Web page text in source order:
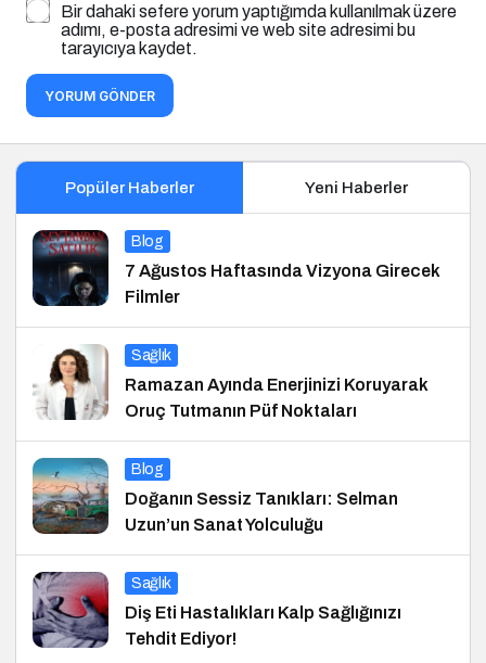
Bir dahaki sefere yorum yaptığımda kullanılmak üzere
adımı, e-posta adresimi ve web site adresimi bu
tarayıcıya kaydet.
YORUM GÖNDER
Popüler Haberler Yeni Haberler
Blog
7 Ağustos Haftasında Vizyona Girecek
Filmler
Sağlık
Ramazan Ayında Enerjinizi Koruyarak
Oruç Tutmanın Püf Noktaları
Blog
Doğanın Sessiz Tanıkları: Selman
Uzun’un Sanat Yolculuğu
Sağlık
Diş Eti Hastalıkları Kalp Sağlığınızı
Tehdit Ediyor!